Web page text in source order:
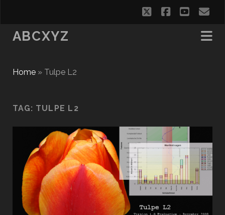
twitterfacebook
ABCXYZ
Home» Tulpe L2
TAG: TULPE L2